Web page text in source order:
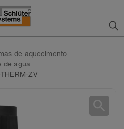
de aquecimento
de água
ZV